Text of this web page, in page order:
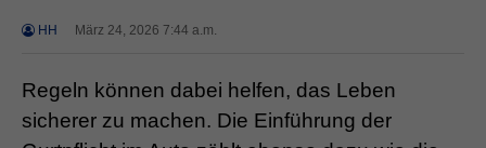
HH März 24, 2026 7:44 a.m.
Regeln können dabei helfen, das Leben
sicherer zu machen. Die Einführung der